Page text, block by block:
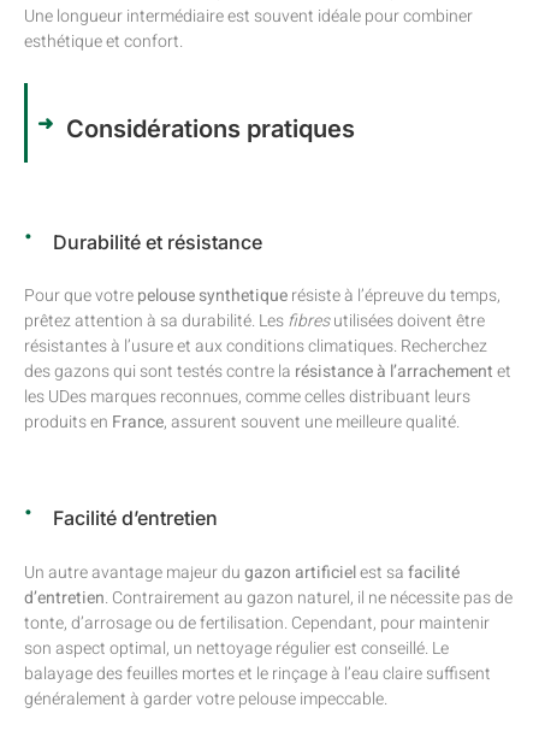
Une longueur intermédiaire est souvent idéale pour combiner
esthétique et confort.
Considérations pratiques
Durabilité et résistance
Pour que votrepelouse synthetiquerésiste à l’épreuve du temps,
prêtez attention à sa durabilité. Lesfibresutilisées doivent être
résistantes à l’usure et aux conditions climatiques. Recherchez
des gazons qui sont testés contre la résistance à l’arrachementet
les UDes marques reconnues, comme celles distribuant leurs
produits en France, assurent souvent une meilleure qualité.
Facilité d’entretien
Un autre avantage majeur dugazon artificielest safacilité
d’entretien. Contrairement au gazon naturel, il ne nécessite pas de
tonte, d’arrosage ou de fertilisation. Cependant, pour maintenir
son aspect optimal, un nettoyage régulier est conseillé. Le
balayage des feuilles mortes et le rinçage à l’eau claire suffisent
généralement à garder votre pelouse impeccable.